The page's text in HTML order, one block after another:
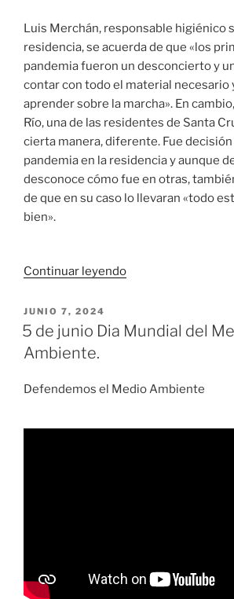
Luis Merchán, responsable higiénico
residencia, se acuerda de que «los
pandemia fueron un desconcierto y
contar con todo el material necesario
aprender sobre la marcha». En
Río, una de las residentes de Santa
cierta manera, diferente. Fue
pandemia en la residencia y aunque
desconoce cómo fue en otras,
de que en su caso lo llevaran «todo
bien».
Continuar leyendo«Luis
Ana
Río,
cómo
vivieron
PUBLICADO
EL
JUNIO 7, 2024
5 de junio Dia Mundial del
Ambiente.
Defendemos el Medio Ambiente